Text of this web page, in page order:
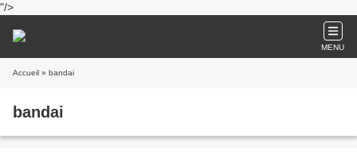
"/>
MENU
Accueil » bandai
bandai